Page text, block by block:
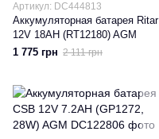
Артикул: DC444813
Аккумуляторная батарея Ritar
12V 18AH (RT12180) AGM
1 775 грн 2 111 грн